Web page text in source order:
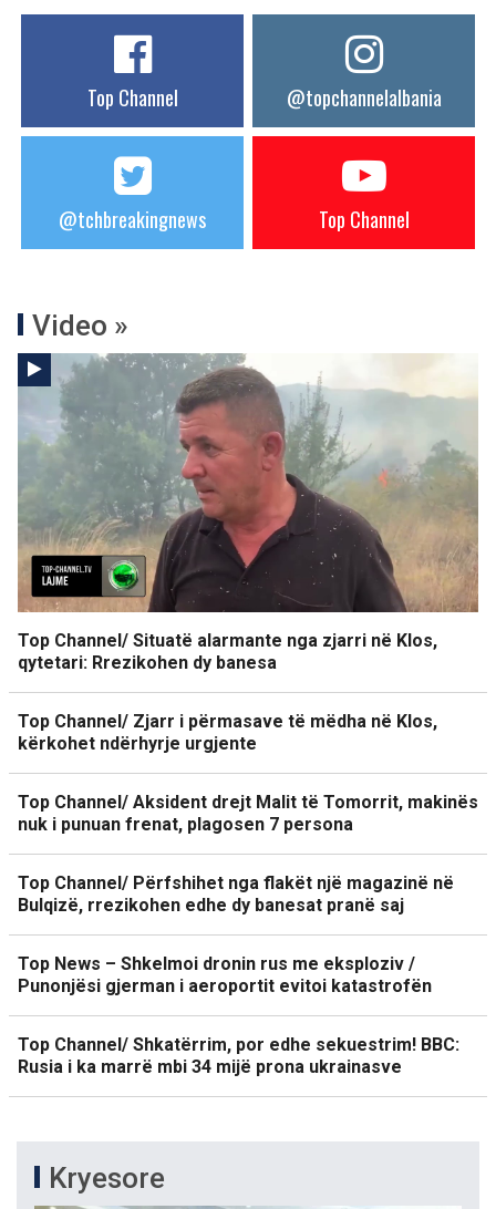
Top Channel @topchannelalbania
@tchbreakingnews Top Channel
Video »
Top Channel/ Situatë alarmante nga zjarri në Klos,
qytetari: Rrezikohen dy banesa
Top Channel/ Zjarr i përmasave të mëdha në Klos,
kërkohet ndërhyrje urgjente
Top Channel/ Aksident drejt Malit të Tomorrit, makinës
nuk i punuan frenat, plagosen 7 persona
Top Channel/ Përfshihet nga flakët një magazinë në
Bulqizë, rrezikohen edhe dy banesat pranë saj
Top News – Shkelmoi dronin rus me eksploziv /
Punonjësi gjerman i aeroportit evitoi katastrofën
Top Channel/ Shkatërrim, por edhe sekuestrim! BBC:
Rusia i ka marrë mbi 34 mijë prona ukrainasve
Kryesore